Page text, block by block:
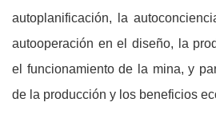
autoplanificación, la
autooperación en el diseño, la
el funcionamiento de la mina, y
de la producción y los beneficios